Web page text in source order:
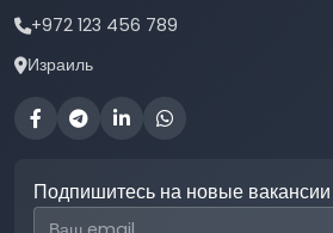
+972 123 456 789
Израиль
Подпишитесь на новые вакансии
Email для подписки